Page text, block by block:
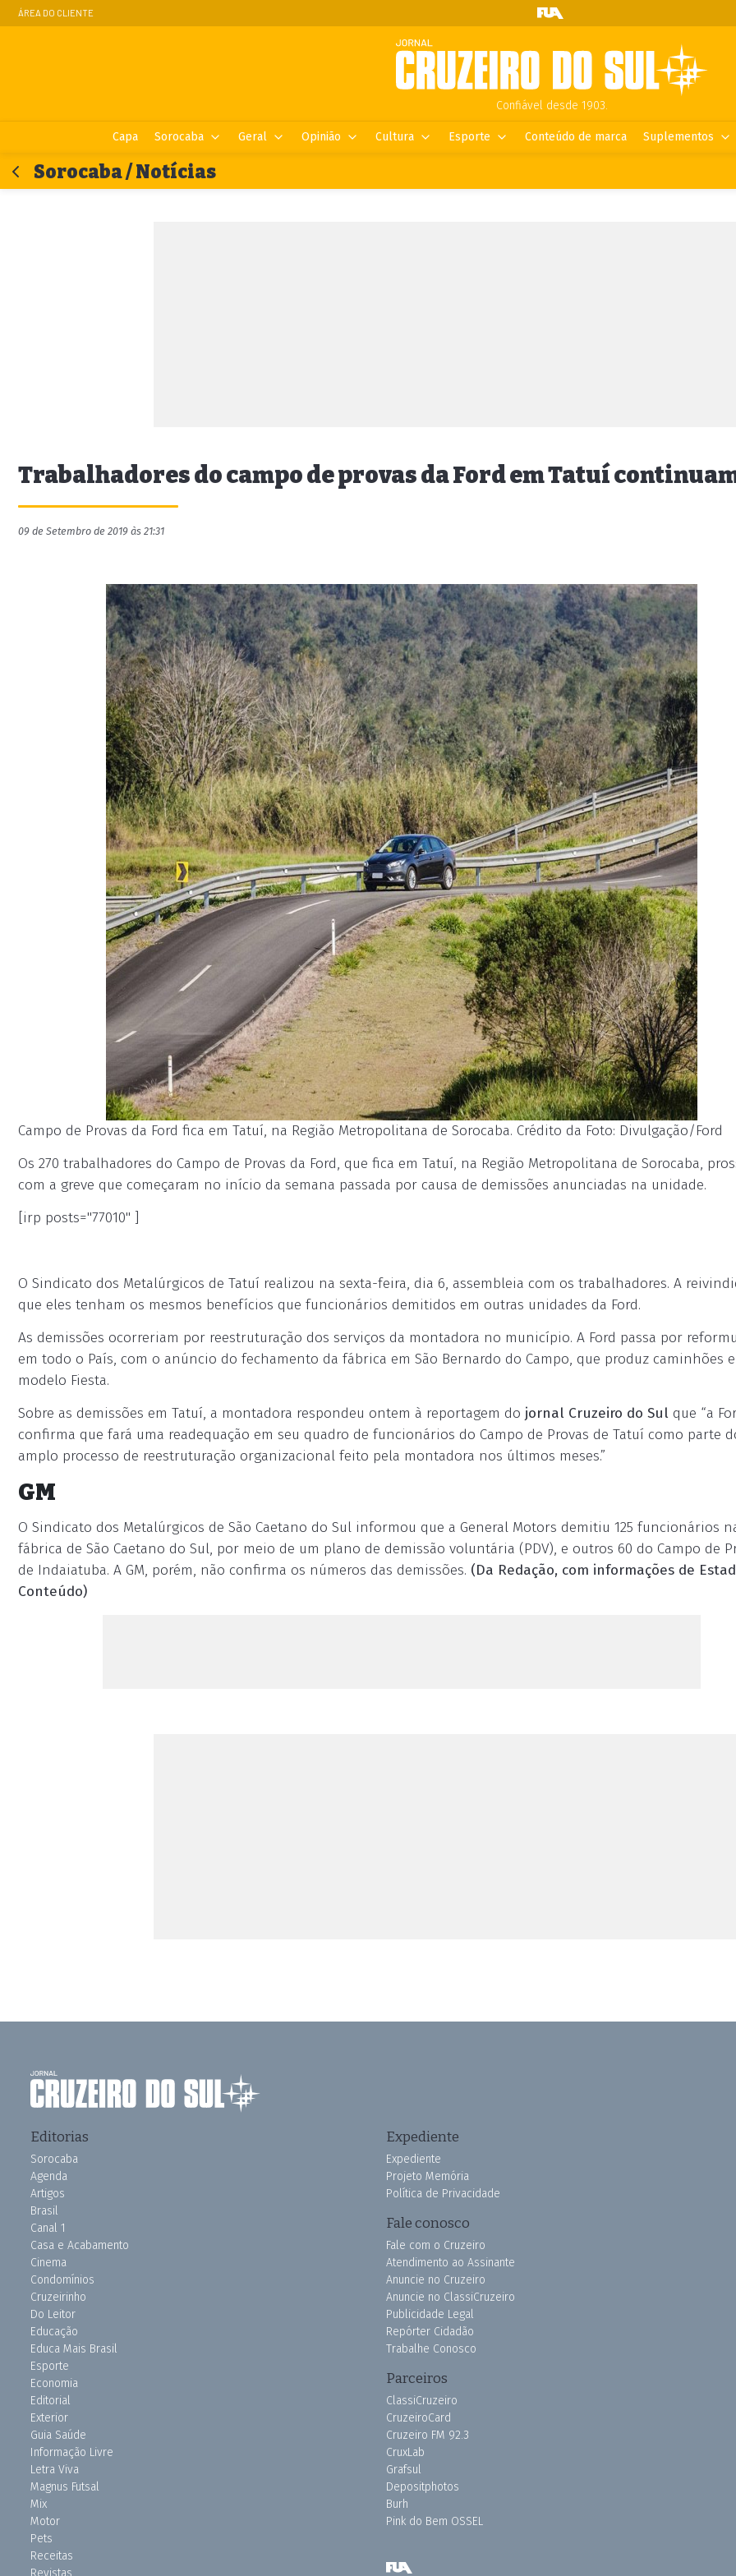
ÁREA DO CLIENTE
Confiável desde 1903.
Capa Sorocaba Geral Opinião Cultura Esporte Conteúdo de marca Suplementos
Sorocaba / Notícias
Trabalhadores do campo de provas da Ford em Tatuí
09 de Setembro de 2019 às 21:31
Campo de Provas da Ford fica em Tatuí, na Região Metropolitana de Sorocaba. Crédito da Foto: Divulgação/Ford
Os 270 trabalhadores do Campo de Provas da Ford, que fica em Tatuí, na Região Metropolitana de Sorocaba,
com a greve que começaram no início da semana passada por causa de demissões anunciadas na unidade.
[irp posts="77010" ]
O Sindicato dos Metalúrgicos de Tatuí realizou na sexta-feira, dia 6, assembleia com os trabalhadores. A
que eles tenham os mesmos benefícios que funcionários demitidos em outras unidades da Ford.
As demissões ocorreriam por reestruturação dos serviços da montadora no município. A Ford passa por
em todo o País, com o anúncio do fechamento da fábrica em São Bernardo do Campo, que produz caminhões
modelo Fiesta.
Sobre as demissões em Tatuí, a montadora respondeu ontem à reportagem do jornal Cruzeiro do Sul que “a
confirma que fará uma readequação em seu quadro de funcionários do Campo de Provas de Tatuí como parte
amplo processo de reestruturação organizacional feito pela montadora nos últimos meses.”
GM
O Sindicato dos Metalúrgicos de São Caetano do Sul informou que a General Motors demitiu 125 funcionários
fábrica de São Caetano do Sul, por meio de um plano de demissão voluntária (PDV), e outros 60 do Campo de
de Indaiatuba. A GM, porém, não confirma os números das demissões. (Da Redação, com informações de
Conteúdo)
Editorias
Sorocaba
Agenda
Artigos
Brasil
Canal 1
Casa e Acabamento
Cinema
Condomínios
Cruzeirinho
Do Leitor
Educação
Educa Mais Brasil
Esporte
Economia
Editorial
Exterior
Guia Saúde
Informação Livre
Letra Viva
Magnus Futsal
Mix
Motor
Pets
Receitas
Revistas
Expediente
Expediente
Projeto Memória
Política de Privacidade
Fale conosco
Fale com o Cruzeiro
Atendimento ao Assinante
Anuncie no Cruzeiro
Anuncie no ClassiCruzeiro
Publicidade Legal
Repórter Cidadão
Trabalhe Conosco
Parceiros
ClassiCruzeiro
CruzeiroCard
Cruzeiro FM 92.3
CruxLab
Grafsul
Depositphotos
Burh
Pink do Bem OSSEL